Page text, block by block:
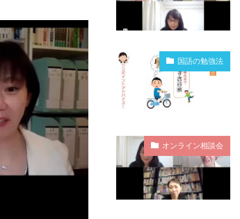
国語の勉強法
オンライン相談会